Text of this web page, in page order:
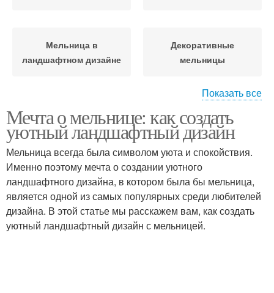
Мельница в
ландшафтном дизайне
Декоративные
мельницы
Мельница из дерева
ландшафтном дизайне
Места для мельницы
Показать все
Мечта о мельнице: как создать
уютный ландшафтный дизайн
Мельница всегда была символом уюта и спокойствия.
Именно поэтому мечта о создании уютного
ландшафтного дизайна, в котором была бы мельница,
является одной из самых популярных среди любителей
дизайна. В этой статье мы расскажем вам, как создать
уютный ландшафтный дизайн с мельницей.